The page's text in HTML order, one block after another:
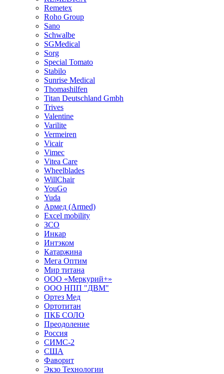
Remetex
Roho Group
Sano
Schwalbe
SGMedical
Sorg
Special Tomato
Stabilo
Sunrise Medical
Thomashilfen
Titan Deutschland Gmbh
Trives
Valentine
Varilite
Vermeiren
Vicair
Vimec
Vitea Care
Wheelblades
WillChair
YouGo
Yuda
Армед (Armed)
Еxcel mobility
ЗСО
Инкар
Интэком
Катаржина
Мега Оптим
Мир титана
ООО «Меркурий+»
ООО НПП "ДВМ"
Ортез Мед
Ортотитан
ПКБ СОЛО
Преодоление
Россия
СИМС-2
США
Фаворит
Экзо Технологии